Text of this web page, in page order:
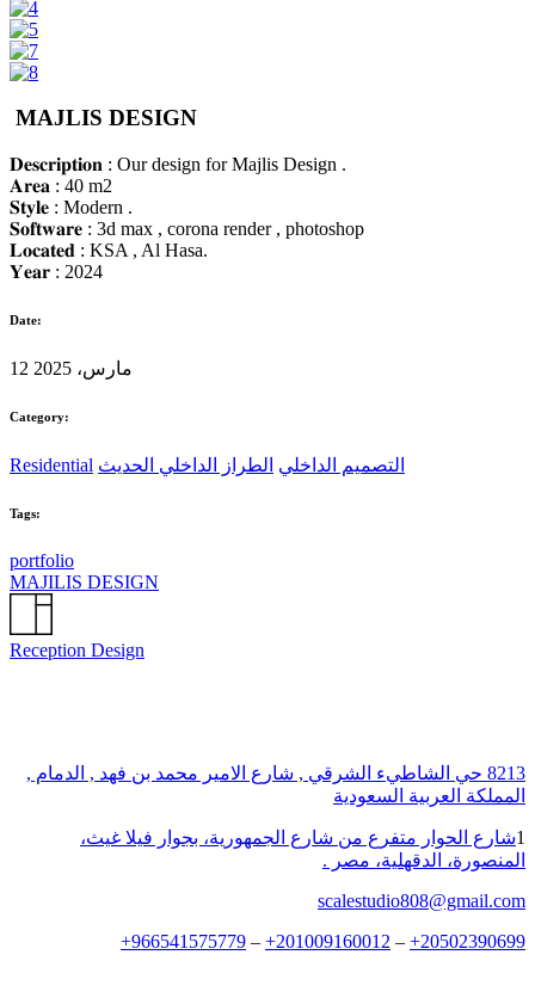
MAJLIS DESIGN
𝐃𝐞𝐬𝐜𝐫𝐢𝐩𝐭𝐢𝐨𝐧 : Our design for Majlis Design .
𝐀𝐫𝐞𝐚 : 40 m2
𝐒𝐭𝐲𝐥𝐞 : Modern .
𝐒𝐨𝐟𝐭𝐰𝐚𝐫𝐞 : 3d max , corona render , photoshop
𝐋𝐨𝐜𝐚𝐭𝐞𝐝 : KSA , Al Hasa.
𝐘𝐞𝐚𝐫 : 2024
Date:
12 مارس، 2025
Category:
Residential التصميم الداخلي الطراز الداخلي الحديث
Tags:
portfolio
MAJILIS DESIGN
Reception Design
8213 حي الشاطيء الشرقي , شارع الامير محمد بن فهد , الدمام ,
المملكة العربية السعودية
1شارع الحوار متفرع من شارع الجمهورية، بجوار فيلا غيث،
المنصورة، الدقهلية، مصر .
scalestudio808@gmail.com
20502390699
+
–
201009160012
+
–
966541575779
+